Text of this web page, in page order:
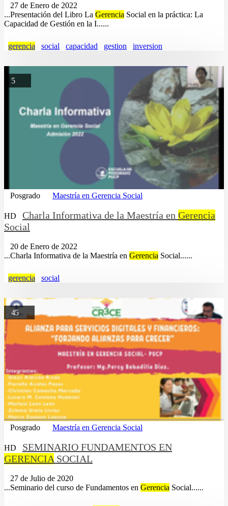
27 de Enero de 2022
...Presentación del Libro La Gerencia Social en la práctica: La
Capacidad de Gestión en la I......
gerencia social capacidad gestion inversion
5
Posgrado Maestría en Gerencia Social
HD Charla Informativa de la Maestría en Gerencia
Social
20 de Enero de 2022
...Charla Informativa de la Maestría en Gerencia Social......
gerencia social
45
Posgrado Maestría en Gerencia Social
HD
SEMINARIO FUNDAMENTOS EN
GERENCIA SOCIAL
27 de Julio de 2020
...Seminario del curso de Fundamentos en Gerencia Social......